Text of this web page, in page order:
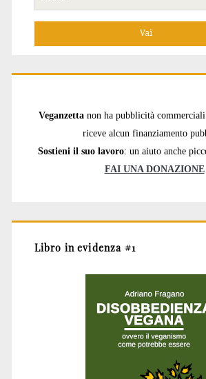
per:
Veganzetta non ha pubblicità
riceve alcun finanziamento
Sostieni il suo lavoro: un aiuto anche
FAI UNA DONAZIONE
Libro in evidenza #1